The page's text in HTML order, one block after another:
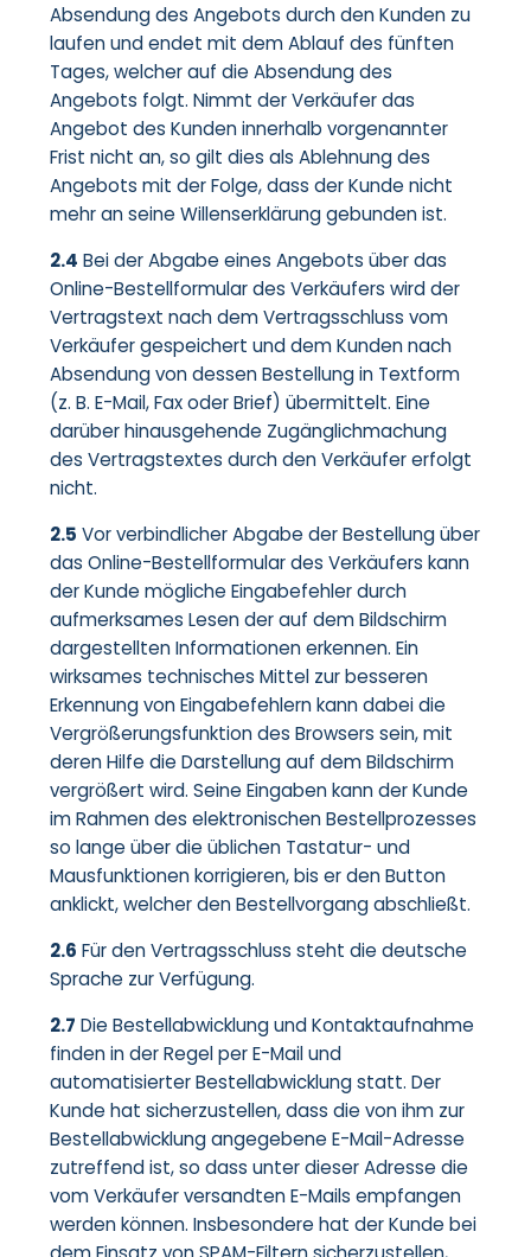
Absendung des Angebots durch den Kunden zu
laufen und endet mit dem Ablauf des fünften
Tages, welcher auf die Absendung des
Angebots folgt. Nimmt der Verkäufer das
Angebot des Kunden innerhalb vorgenannter
Frist nicht an, so gilt dies als Ablehnung des
Angebots mit der Folge, dass der Kunde nicht
mehr an seine Willenserklärung gebunden ist.
2.4 Bei der Abgabe eines Angebots über das
Online-Bestellformular des Verkäufers wird der
Vertragstext nach dem Vertragsschluss vom
Verkäufer gespeichert und dem Kunden nach
Absendung von dessen Bestellung in Textform
(z. B. E-Mail, Fax oder Brief) übermittelt. Eine
darüber hinausgehende Zugänglichmachung
des Vertragstextes durch den Verkäufer erfolgt
nicht.
2.5 Vor verbindlicher Abgabe der Bestellung über
das Online-Bestellformular des Verkäufers kann
der Kunde mögliche Eingabefehler durch
aufmerksames Lesen der auf dem Bildschirm
dargestellten Informationen erkennen. Ein
wirksames technisches Mittel zur besseren
Erkennung von Eingabefehlern kann dabei die
Vergrößerungsfunktion des Browsers sein, mit
deren Hilfe die Darstellung auf dem Bildschirm
vergrößert wird. Seine Eingaben kann der Kunde
im Rahmen des elektronischen Bestellprozesses
so lange über die üblichen Tastatur- und
Mausfunktionen korrigieren, bis er den Button
anklickt, welcher den Bestellvorgang abschließt.
2.6 Für den Vertragsschluss steht die deutsche
Sprache zur Verfügung.
2.7 Die Bestellabwicklung und Kontaktaufnahme
finden in der Regel per E-Mail und
automatisierter Bestellabwicklung statt. Der
Kunde hat sicherzustellen, dass die von ihm zur
Bestellabwicklung angegebene E-Mail-Adresse
zutreffend ist, so dass unter dieser Adresse die
vom Verkäufer versandten E-Mails empfangen
werden können. Insbesondere hat der Kunde bei